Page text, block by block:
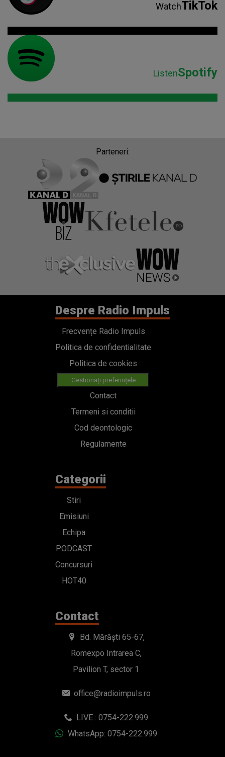
WatchTikTok
ListenSpotify
Parteneri:
Despre Radio Impuls
Frecvențe Radio Impuls
Politica de confidentialitate
Politica de cookies
Gestionați preferințele
Contact
Termeni si conditii
Cod deontologic
Regulamente
Categorii
Stiri
Emisiuni
Echipa
PODCAST
Concursuri
HOT40
Contact
Bd. Mărăști 65-67,
Romexpo Intrarea C,
Pavilion T, sector 1
office@radioimpuls.ro
LIVE : 0754-222.999
WhatsApp: 0754-222.999